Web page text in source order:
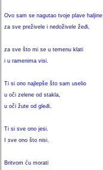
Ovo sam se nagutao tvoje plave haljine
za sve preživele i nedoživele žeđi,
za sve što mi se u temenu klati
i u ramenima visi.
Ti si ono najlepše što sam uselio
u oči zelene od stakla,
u oči žute od gleđi.
Ti si sve ono jesi.
I sve ono što nisi.
Britvom ću morati